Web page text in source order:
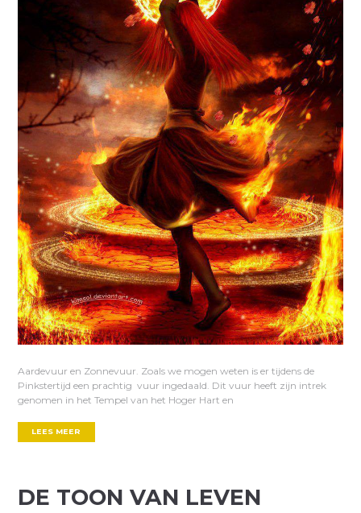
Aardevuur en Zonnevuur. Zoals we mogen weten is er tijdens de
Pinkstertijd een prachtig vuur ingedaald. Dit vuur heeft zijn intrek
genomen in het Tempel van het Hoger Hart en
LEES MEER
DE TOON VAN LEVEN